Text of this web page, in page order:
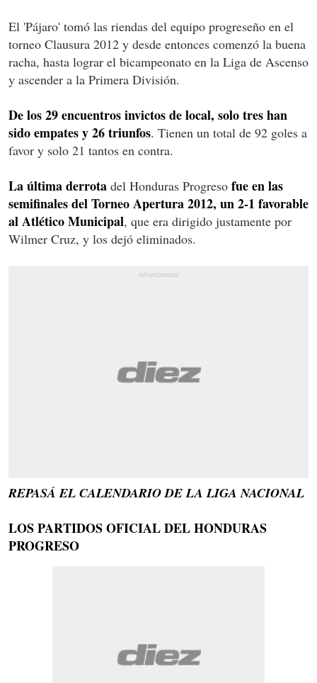
El 'Pájaro' tomó las riendas del equipo progreseño en el
torneo Clausura 2012 y desde entonces comenzó la buena
racha, hasta lograr el bicampeonato en la Liga de Ascenso
y ascender a la Primera División.
De los 29 encuentros invictos de local, solo tres han
sido empates y 26 triunfos. Tienen un total de 92 goles a
favor y solo 21 tantos en contra.
La última derrota del Honduras Progreso fue en las
semifinales del Torneo Apertura 2012, un 2-1 favorable
al Atlético Municipal, que era dirigido justamente por
Wilmer Cruz, y los dejó eliminados.
REPASÁ EL CALENDARIO DE LA LIGA NACIONAL
LOS PARTIDOS OFICIAL DEL HONDURAS
PROGRESO